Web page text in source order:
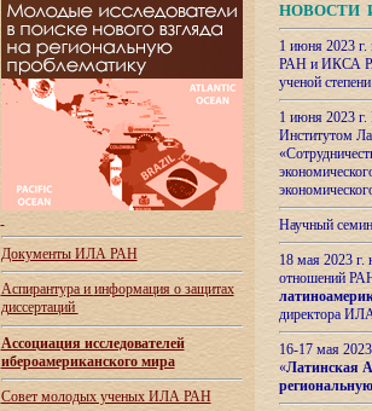
Документы ИЛА РАН
Аспирантура и информация о защитах
диссертаций
Ассоциация исследователей
ибероамериканского мира
Совет молодых ученых ИЛА РАН
НОВОСТИ
1 июня 2023
РАН и ИКСА
ученой
1 июня 2023
Институтом
Научный
18 мая 2023
отношений
директора
16-17 мая
«Латинская